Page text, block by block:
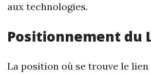
aux technologies.
Positionnement du
La position où se trouve le lien